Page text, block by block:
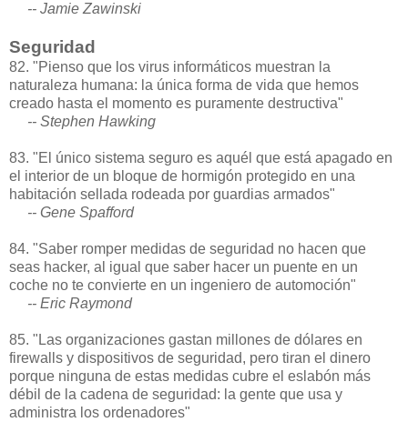
-- Jamie Zawinski
Seguridad
82. "Pienso que los virus informáticos muestran la
naturaleza humana: la única forma de vida que hemos
creado hasta el momento es puramente destructiva"
-- Stephen Hawking
83. "El único sistema seguro es aquél que está apagado en
el interior de un bloque de hormigón protegido en una
habitación sellada rodeada por guardias armados"
-- Gene Spafford
84. "Saber romper medidas de seguridad no hacen que
seas hacker, al igual que saber hacer un puente en un
coche no te convierte en un ingeniero de automoción"
-- Eric Raymond
85. "Las organizaciones gastan millones de dólares en
firewalls y dispositivos de seguridad, pero tiran el dinero
porque ninguna de estas medidas cubre el eslabón más
débil de la cadena de seguridad: la gente que usa y
administra los ordenadores"